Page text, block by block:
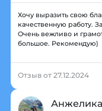
Хочу выразить свою
качественную работу.
Очень вежливо и
большое. Рекомендую)
Отзыв от 27.12.2024